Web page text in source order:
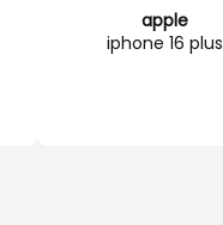
apple
iphone 16 plus